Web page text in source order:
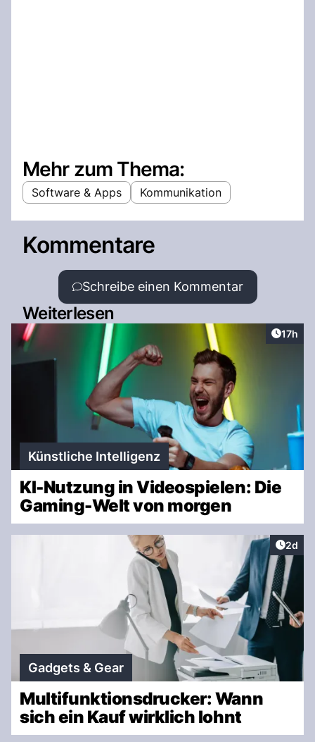
Mehr zum Thema:
Software & Apps Kommunikation
Kommentare
Schreibe einen Kommentar
Weiterlesen
Artikel
17h
Künstliche Intelligenz
KI-Nutzung in Videospielen: Die
Gaming-Welt von morgen
2d
Gadgets & Gear
Multifunktionsdrucker: Wann
sich ein Kauf wirklich lohnt